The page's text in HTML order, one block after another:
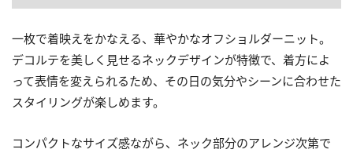
一枚で着映えをかなえる、華やかなオフショルダーニット。
デコルテを美しく見せるネックデザインが特徴で、着方によ
って表情を変えられるため、その日の気分やシーンに合わせた
スタイリングが楽しめます。
コンパクトなサイズ感ながら、ネック部分のアレンジ次第で